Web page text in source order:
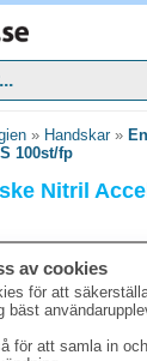
» Handskar»
100st/fp
Nitril
av cookies
för att
bäst
för att samla in